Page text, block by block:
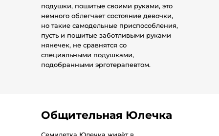
подушки, пошитые своими руками, это
немного облегчает состояние девочки,
но такие самодельные приспособления,
пусть и пошитые заботливыми руками
нянечек, не сравнятся со
специальными подушками,
подобранными эрготерапевтом.
Общительная Юлечка